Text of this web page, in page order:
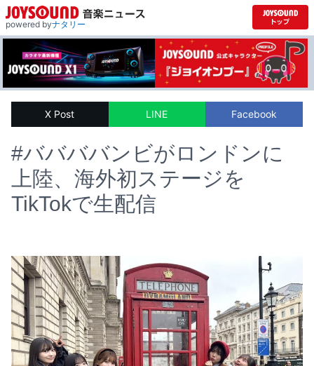
powered byナタリー
X Post LINE Facebook
#ババババンビがロンドンに
上陸、海外初ステージを
TikTokで生配信